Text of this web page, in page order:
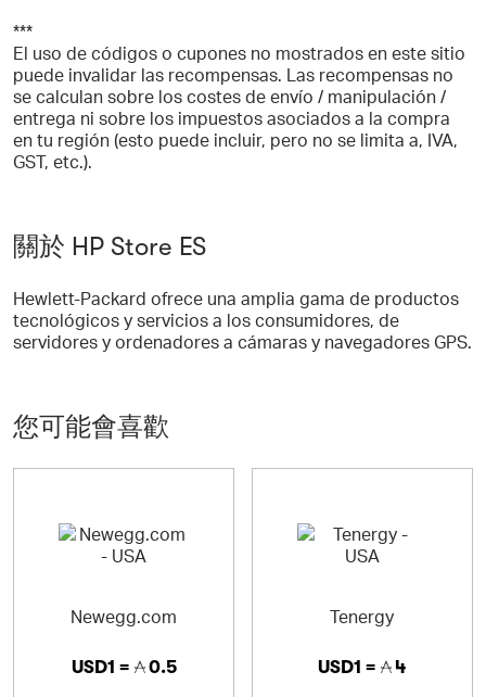
***
El uso de códigos o cupones no mostrados en este sitio
puede invalidar las recompensas. Las recompensas no
se calculan sobre los costes de envío / manipulación /
entrega ni sobre los impuestos asociados a la compra
en tu región (esto puede incluir, pero no se limita a, IVA,
GST, etc.).
關於 HP Store ES
Hewlett-Packard ofrece una amplia gama de productos
tecnológicos y servicios a los consumidores, de
servidores y ordenadores a cámaras y navegadores GPS.
您可能會喜歡
Newegg.com
USD1 = 0.5
Tenergy
USD1 = 4